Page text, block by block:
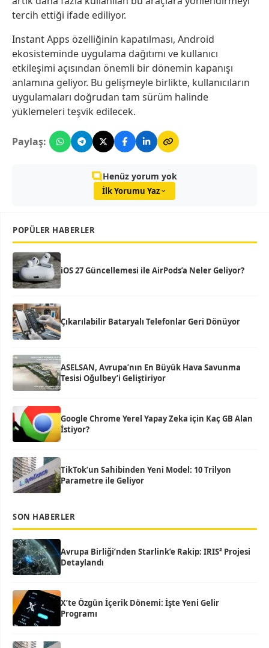
tercih ettiği ifade ediliyor.
Instant Apps özelliğinin kapatılması, Android
ekosisteminde uygulama dağıtımı ve kullanıcı
etkileşimi açısından önemli bir dönemin kapanışı
anlamına geliyor. Bu gelişmeyle birlikte, kullanıcıların
uygulamaları doğrudan tam sürüm halinde
yüklemeleri teşvik edilecek.
Paylaş:
Henüz yorum yok
İlk Yorumu Yaz
POPÜLER HABERLER
iOS 27 Güncellemesi ile AirPods’a Neler Geliyor?
Çıkarılabilir Bataryalı Telefonlar Geri Dönüyor
ASELSAN, Avrupa’nın En Büyük Hava Savunma
Tesisi Oğulbey’i Geliştiriyor
Google Chrome Yerel Yapay Zeka için Kaç GB Alan
İstiyor?
TikTok’un Sahibinden Yeni Model: 10 Trilyon
Parametre ile Geliyor
SON HABERLER
Avrupa Birliği’nden Starlink’e Rakip: IRIS² Projesi
Detaylandı
X’te Özgün İçerik Dönemi: İşte Yeni Gelir
Programı